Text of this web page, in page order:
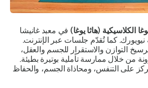
الكلاسيكية (هاثا يوغا)في معبد غانيشا
كما تُقدّم جلسات عبر الإنترنت.
التوازن والاستقرار للجسم والعقل،
من خلال ممارسة تأملية بوتيرة بطيئة.
على التنفس، ومحاذاة الجسم، والحفاظ